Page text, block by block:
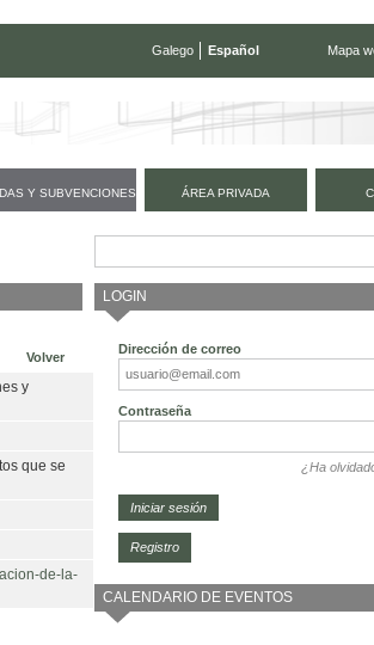
Galego Español Mapa
Y SUBVENCIONES ÁREA PRIVADA
Volver
y
que se
de-la-
LOGIN
Dirección de correo
Contraseña
¿Ha
Registro
CALENDARIO DE EVENTOS